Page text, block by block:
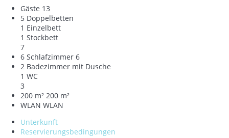
Gäste 13
5 Doppelbetten
1 Einzelbett
1 Stockbett
7
6 Schlafzimmer 6
2 Badezimmer mit Dusche
1 WC
3
200 m² 200 m²
WLAN WLAN
Unterkunft
Reservierungsbedingungen